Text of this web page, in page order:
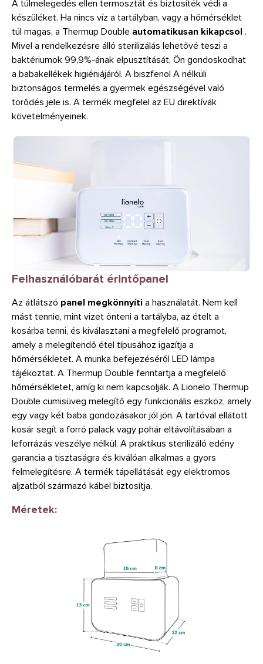
A túlmelegedés ellen termosztát és biztosíték védi a
készüléket. Ha nincs víz a tartályban, vagy a hőmérséklet
túl magas, a Thermup Double automatikusan kikapcsol .
Mivel a rendelkezésre álló sterilizálás lehetővé teszi a
baktériumok 99,9%-ának elpusztítását, Ön gondoskodhat
a babakellékek higiéniájáról. A biszfenol A nélküli
biztonságos termelés a gyermek egészségével való
törődés jele is. A termék megfelel az EU direktívák
követelményeinek.
Felhasználóbarát érintőpanel
Az átlátszó panel megkönnyíti a használatát. Nem kell
mást tennie, mint vizet önteni a tartályba, az ételt a
kosárba tenni, és kiválasztani a megfelelő programot,
amely a melegítendő étel típusához igazítja a
hőmérsékletet. A munka befejezéséről LED lámpa
tájékoztat. A Thermup Double fenntartja a megfelelő
hőmérsékletet, amíg ki nem kapcsolják. A Lionelo Thermup
Double cumisüveg melegítő egy funkcionális eszköz, amely
egy vagy két baba gondozásakor jól jön. A tartóval ellátott
kosár segít a forró palack vagy pohár eltávolításában a
leforrázás veszélye nélkül. A praktikus sterilizáló edény
garancia a tisztaságra és kiválóan alkalmas a gyors
felmelegítésre. A termék tápellátását egy elektromos
aljzatból származó kábel biztosítja.
Méretek: